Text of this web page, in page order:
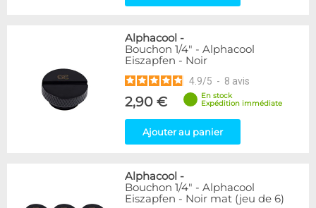
12
4
Coudé 45°
39
Coudé 90°
Passe cloison
Raccord autobloquant
1
5
Disponibilité / Promotions
Articles en promotions
Alphacool -
Bouchon 1/4" - Alphacool
Eiszapfen - Noir
4.9/5 - 8 avis
2,90 €
En stock
Expédition immédiate
Ajouter au panier
Alphacool -
Bouchon 1/4" - Alphacool
Eiszapfen - Noir mat (jeu de 6)